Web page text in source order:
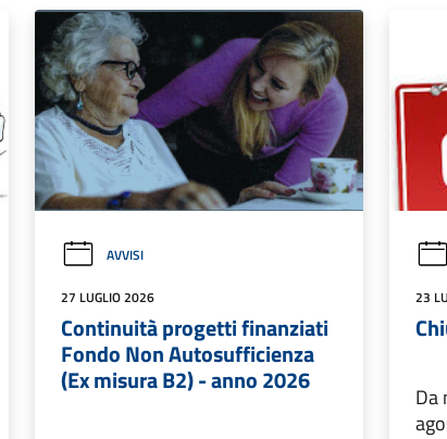
AVVISI
27 LUGLIO 2026
Continuità progetti finanziati
Fondo Non Autosufficienza
(Ex misura B2) - anno 2026
23
Da